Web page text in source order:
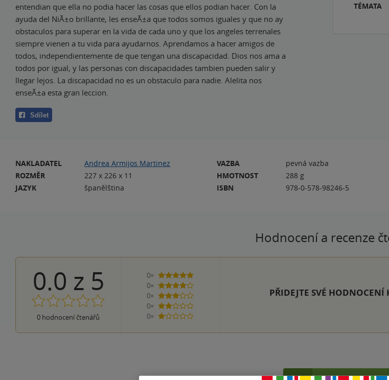
entendian que ella no podia hacer las cosas que ellos podian hacer. Con la
ayuda del NiÃ±o brillante, les enseÃ±a que todos somos iguales y que no ay
obstaculos para superar en la vida de cada uno y que los angeles terrenales
siempre vienen a tu vida para ayudarnos. Aprendamos a hacer amigos de
todos, independientemente de que tengan una discapacidad. Dios nos ama a
todos por igual, y las personas con discapacidades tambien pueden salir y
llegar lejos. La discapacidad no es un obstaculo para nadie. Alelita nos
enseÃ±a esta gran leccion.
Sdílet
TÉMATA
NAKLADATEL
Andrea Armijos Martinez
ROZMĚR
227 x 226 x 11
JAZYK
španělština
VAZBA
pevná vazba
HMOTNOST
288 g
ISBN
978-0-578-98246-5
Hodnocení a recenze
0.0 z 5
0 hodnocení čtenářů
0×
5 hvězdiček
0×
4 hvězdičky
0×
3 hvězdičky
0×
2 hvězdičky
0×
1 hvezdička
PŘIDEJTE SVÉ HODNOCENÍ